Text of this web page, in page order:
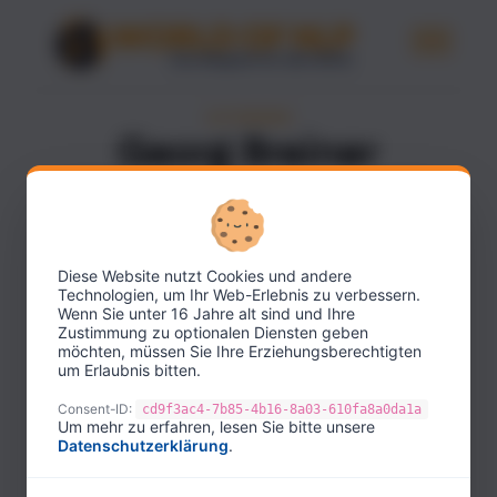
Georg Breiner
AUTOR
Diese Website nutzt Cookies und andere
Technologien, um Ihr Web-Erlebnis zu verbessern.
Wenn Sie unter 16 Jahre alt sind und Ihre
Zustimmung zu optionalen Diensten geben
möchten, müssen Sie Ihre Erziehungsberechtigten
um Erlaubnis bitten.
Consent-ID: cd9f3ac4-7b85-4b16-8a03-610fa8a0da1a
Um mehr zu erfahren, lesen Sie bitte unsere
Datenschutzerklärung.